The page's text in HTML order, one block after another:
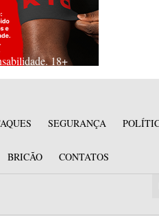
18+
SEGURANÇA
BRICÃO CONTATOS